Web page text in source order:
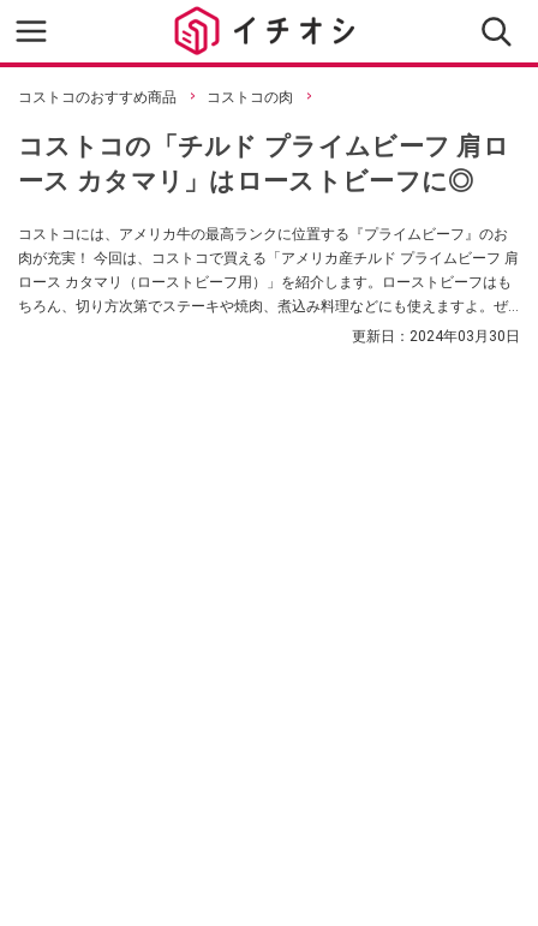
コストコのおすすめ商品 コストコの肉
コストコの「チルド プライムビーフ 肩ロ
ース カタマリ」はローストビーフに◎
コストコには、アメリカ牛の最高ランクに位置する『プライムビーフ』のお
肉が充実！ 今回は、コストコで買える「アメリカ産チルド プライムビーフ 肩
ロース カタマリ（ローストビーフ用）」を紹介します。ローストビーフはも
ちろん、切り方次第でステーキや焼肉、煮込み料理などにも使えますよ。ぜ
更新日： 2024年03月30日